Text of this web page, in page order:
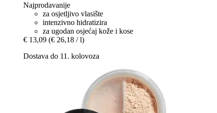
Najprodavanije
za osjetljivo vlasište
intenzivno hidratizira
za ugodan osjećaj kože i kose
€ 13,09 (€ 26,18 / l)
Dostava do 11. kolovoza